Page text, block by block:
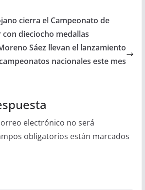
cierra el Campeonato de
con dieciocho medallas
Sáez llevan el lanzamiento
nacionales este mes
electrónico no será
obligatorios están marcados